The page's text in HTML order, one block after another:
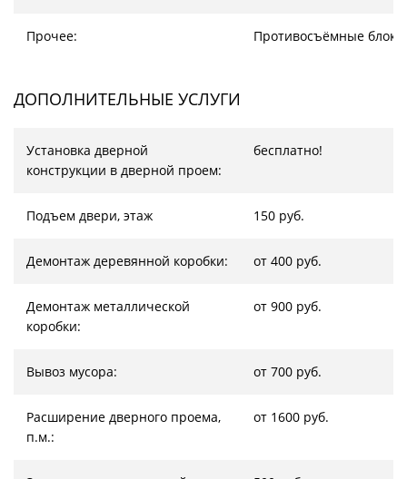
Прочее: Противосъёмные
ДОПОЛНИТЕЛЬНЫЕ УСЛУГИ
Установка дверной
конструкции в дверной проем:
бесплатно!
Подъем двери, этаж 150 руб.
Демонтаж деревянной коробки: от 400 руб.
Демонтаж металлической
коробки:
от 900 руб.
Вывоз мусора: от 700 руб.
Расширение дверного проема,
п.м.:
от 1600 руб.